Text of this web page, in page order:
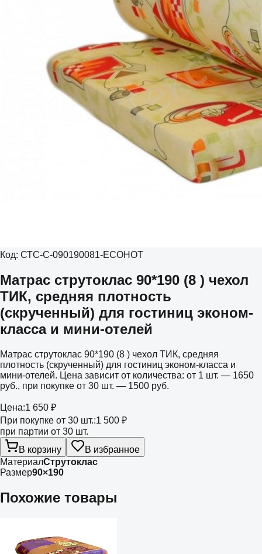
Код: СТС-С-090190081-ECOHOT
Матрас струтоклас 90*190 (8 ) чехол
ТИК, средняя плотность
(скрученный) для гостиниц эконом-
класса и мини-отелей
Матрас струтоклас 90*190 (8 ) чехол ТИК, средняя
плотность (скрученный) для гостиниц эконом-класса и
мини-отелей. Цена зависит от количества: от 1 шт. — 1650
руб., при покупке от 30 шт. — 1500 руб.
Цена:1 650 ₽
При покупке от 30 шт.:1 500 ₽
при партии от 30 шт.
В корзину
В избранное
МатериалСтрутоклас
Размер90×190
Похожие товары